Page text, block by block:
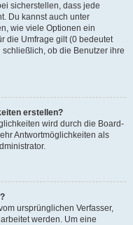
sicherstellen, dass jede
Du kannst auch unter
wie viele Optionen ein
die Umfrage gilt (0 bedeutet
ob die Benutzer ihre
erstellen?
wird durch die Board-
Antwortmöglichkeiten als
ursprünglichen Verfasser,
werden. Um eine